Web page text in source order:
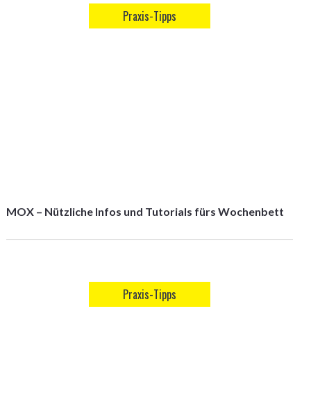
Praxis-Tipps
MOX – Nützliche Infos und Tutorials fürs Wochenbett
Praxis-Tipps